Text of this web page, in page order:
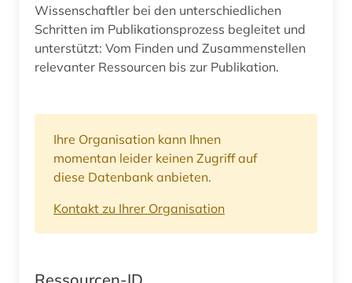
Wissenschaftler bei den unterschiedlichen
Schritten im Publikationsprozess begleitet und
unterstützt: Vom Finden und Zusammenstellen
relevanter Ressourcen bis zur Publikation.
Ihre Organisation kann Ihnen
momentan leider keinen Zugriff auf
diese Datenbank anbieten.
Kontakt zu Ihrer Organisation